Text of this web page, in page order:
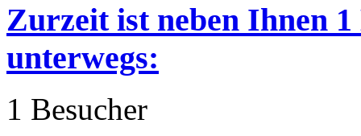
Zurzeit ist neben Ihnen
unterwegs:
1 Besucher